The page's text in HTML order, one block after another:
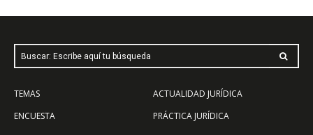
Buscar: Escribe aquí tu búsqueda
TEMAS
ENCUESTA
ACTUALIDAD JURÍDICA
PRÁCTICA JURÍDICA